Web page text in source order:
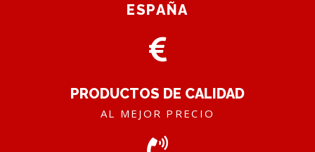
ESPAÑA
PRODUCTOS DE CALIDAD
AL MEJOR PRECIO